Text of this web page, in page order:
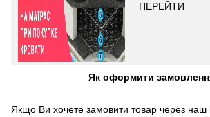
ПЕРЕЙТИ
Як оформити
Якщо Ви хочете замовити товар через наш